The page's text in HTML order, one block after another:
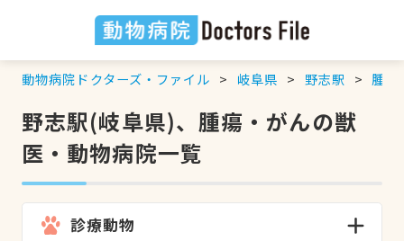
動物病院ドクターズ・ファイル 岐阜県 野志駅 腫瘍
野志駅(岐阜県)、腫瘍・がんの獣
医・動物病院一覧
診療動物